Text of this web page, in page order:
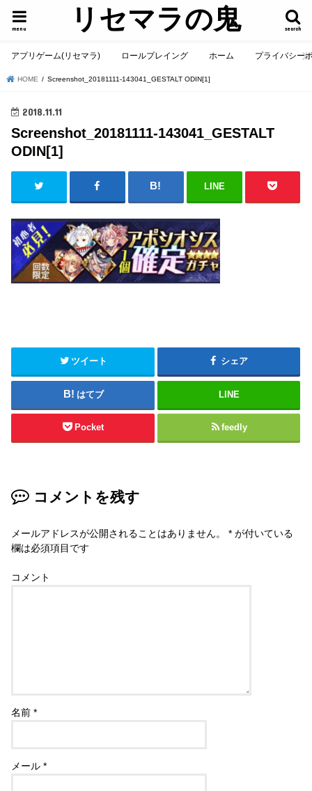
リセマラの鬼 search
menu
アプリゲーム(リセマラ) ロールプレイング ホーム プライバシー
HOME Screenshot_20181111-143041_GESTALT ODIN[1]
2018.11.11
Screenshot_20181111-143041_GESTALT
ODIN[1]
LINE
ツイート シェア
はてブ LINE
Pocket feedly
コメントを残す
メールアドレスが公開されることはありません。 * が付いている
欄は必須項目です
コメント
名前*
メール*